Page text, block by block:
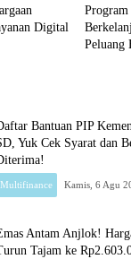
Digital
Program
Peluang
Bantuan PIP
Yuk Cek Syarat dan
Multifinance
Antam Anjlok!
Tajam ke